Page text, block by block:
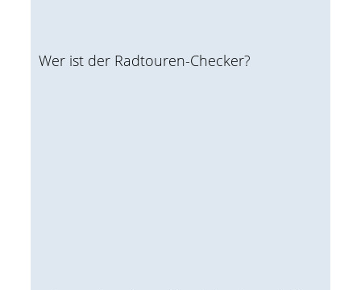
Wer ist der Radtouren-Checker?